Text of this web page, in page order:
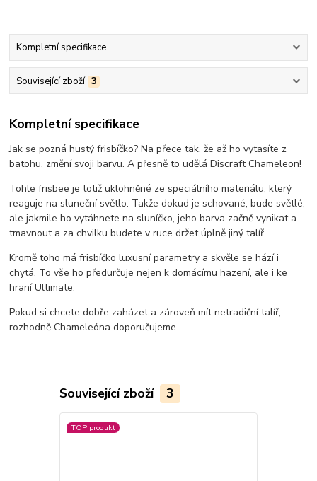
Kompletní specifikace
Související zboží 3
Kompletní specifikace
Jak se pozná hustý frisbíčko? Na přece tak, že až ho vytasíte z
batohu, změní svoji barvu. A přesně to udělá Discraft Chameleon!
Tohle frisbee je totiž uklohněné ze speciálního materiálu, který
reaguje na sluneční světlo. Takže dokud je schované, bude světlé,
ale jakmile ho vytáhnete na sluníčko, jeho barva začně vynikat a
tmavnout a za chvilku budete v ruce držet úplně jiný talíř.
Kromě toho má frisbíčko luxusní parametry a skvěle se hází i
chytá. To vše ho předurčuje nejen k domácímu hazení, ale i ke
hraní Ultimate.
Pokud si chcete dobře zaházet a zároveň mít netradiční talíř,
rozhodně Chameleóna doporučujeme.
Související zboží 3
TOP produkt